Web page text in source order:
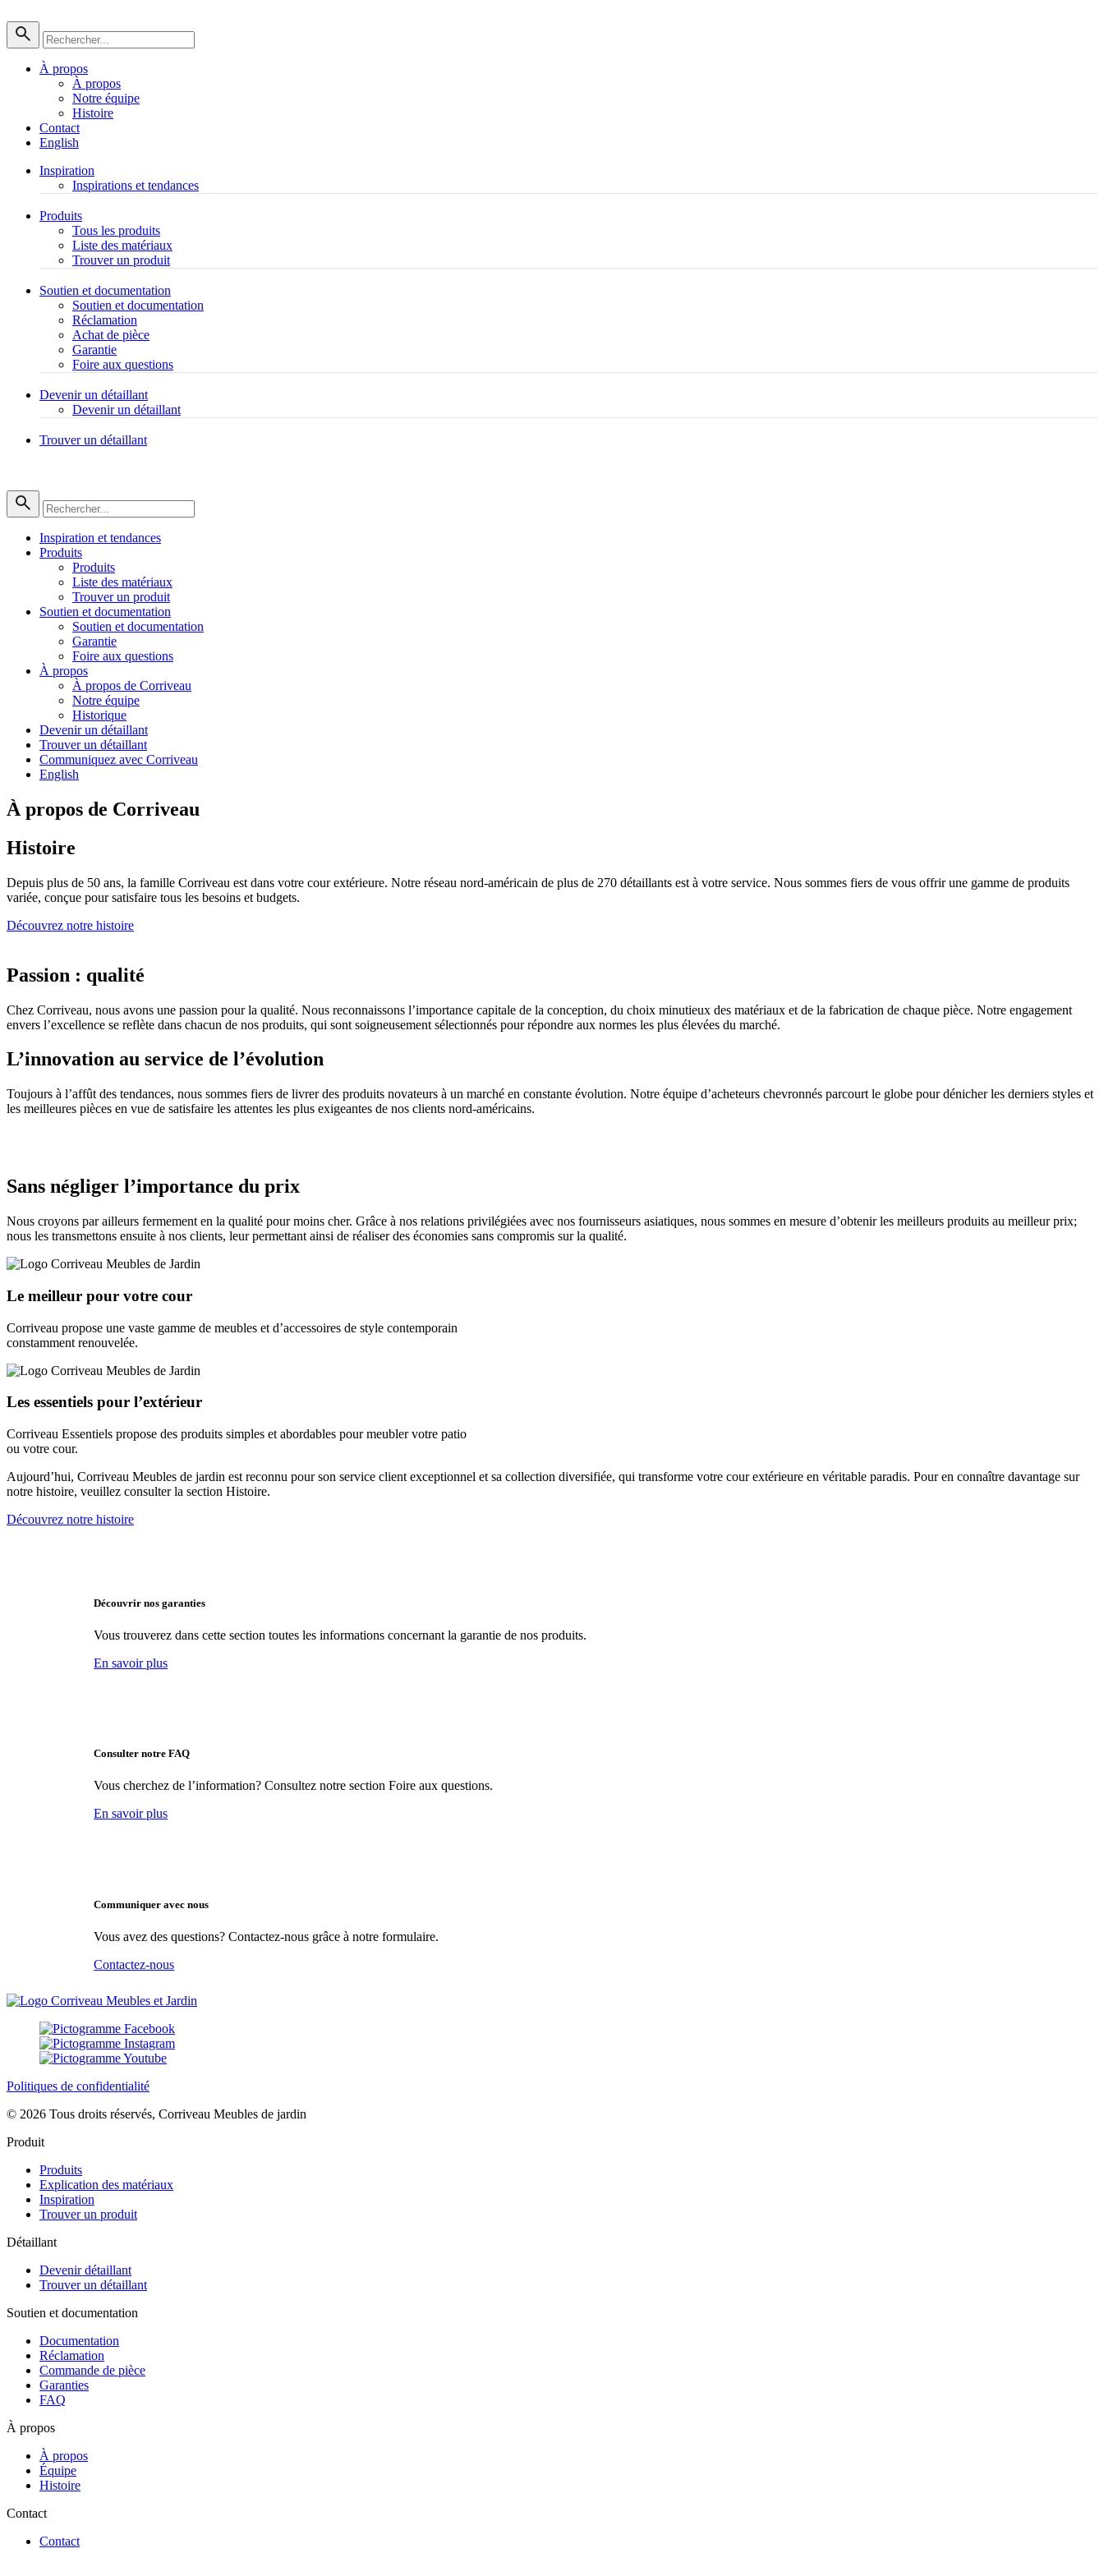
À propos
À propos
Notre équipe
Histoire
Contact
English
Inspiration
Inspirations et tendances
Produits
Tous les produits
Liste des matériaux
Trouver un produit
Soutien et documentation
Soutien et documentation
Réclamation
Achat de pièce
Garantie
Foire aux questions
Devenir un détaillant
Devenir un détaillant
Trouver un détaillant
Inspiration et tendances
Produits
Produits
Liste des matériaux
Trouver un produit
Soutien et documentation
Soutien et documentation
Garantie
Foire aux questions
À propos
À propos de Corriveau
Notre équipe
Historique
Devenir un détaillant
Trouver un détaillant
Communiquez avec Corriveau
English
À propos de Corriveau
Histoire
Depuis plus de 50 ans, la famille Corriveau est dans votre cour extérieure. Notre réseau nord-américain de plus de 270 détaillants est à votre service. Nous sommes fiers de vous offrir une gamme de produits
variée, conçue pour satisfaire tous les besoins et budgets.
Découvrez notre histoire
Passion : qualité
Chez Corriveau, nous avons une passion pour la qualité. Nous reconnaissons l’importance capitale de la conception, du choix minutieux des matériaux et de la fabrication de chaque pièce. Notre engagement
envers l’excellence se reflète dans chacun de nos produits, qui sont soigneusement sélectionnés pour répondre aux normes les plus élevées du marché.
L’innovation au service de l’évolution
Toujours à l’affût des tendances, nous sommes fiers de livrer des produits novateurs à un marché en constante évolution. Notre équipe d’acheteurs chevronnés parcourt le globe pour dénicher les derniers styles et
les meilleures pièces en vue de satisfaire les attentes les plus exigeantes de nos clients nord-américains.
Sans négliger l’importance du prix
Nous croyons par ailleurs fermement en la qualité pour moins cher. Grâce à nos relations privilégiées avec nos fournisseurs asiatiques, nous sommes en mesure d’obtenir les meilleurs produits au meilleur prix;
nous les transmettons ensuite à nos clients, leur permettant ainsi de réaliser des économies sans compromis sur la qualité.
Le meilleur pour votre cour
Corriveau propose une vaste gamme de meubles et d’accessoires de style contemporain
constamment renouvelée.
Les essentiels pour l’extérieur
Corriveau Essentiels propose des produits simples et abordables pour meubler votre patio
ou votre cour.
Aujourd’hui, Corriveau Meubles de jardin est reconnu pour son service client exceptionnel et sa collection diversifiée, qui transforme votre cour extérieure en véritable paradis. Pour en connaître davantage sur
notre histoire, veuillez consulter la section Histoire.
Découvrez notre histoire
Découvrir nos garanties
Vous trouverez dans cette section toutes les informations concernant la garantie de nos produits.
En savoir plus
Consulter notre FAQ
Vous cherchez de l’information? Consultez notre section Foire aux questions.
En savoir plus
Communiquer avec nous
Vous avez des questions? Contactez-nous grâce à notre formulaire.
Contactez-nous
Politiques de confidentialité
© 2026 Tous droits réservés, Corriveau Meubles de jardin
Produit
Produits
Explication des matériaux
Inspiration
Trouver un produit
Détaillant
Devenir détaillant
Trouver un détaillant
Soutien et documentation
Documentation
Réclamation
Commande de pièce
Garanties
FAQ
À propos
À propos
Équipe
Histoire
Contact
Contact